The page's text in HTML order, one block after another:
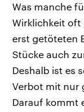
Was manche
Wirklichkeit oft
erst getöteten
Stücke auch
Deshalb ist es
Verbot mit nur
Darauf kommt